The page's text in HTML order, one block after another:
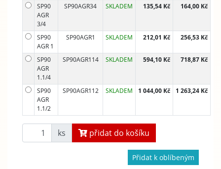
SP90
AGR
3/4
SP90AGR34 SKLADEM 135,54 Kč 164,00 Kč
SP90
AGR 1
SP90AGR1 SKLADEM 212,01 Kč 256,53 Kč
SP90
AGR
1.1/4
SP90AGR114 SKLADEM 594,10 Kč 718,87 Kč
SP90
AGR
1.1/2
SP90AGR112 SKLADEM 1 044,00 Kč 1 263,24 Kč
ks přidat do košíku
Přidat k oblíbeným